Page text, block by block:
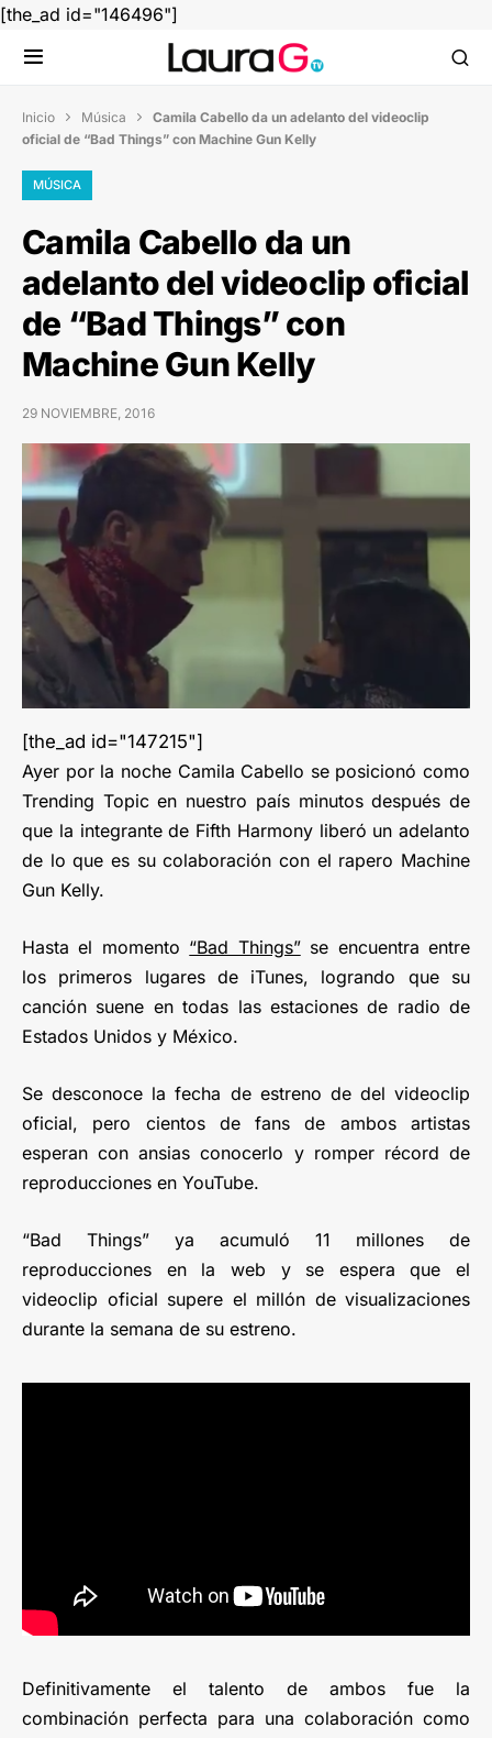
[the_ad id="146496"]
Inicio  Música  Camila Cabello da un adelanto del videoclip
oficial de “Bad Things” con Machine Gun Kelly
MÚSICA
Camila Cabello da un
adelanto del videoclip oficial
de “Bad Things” con
Machine Gun Kelly
29 NOVIEMBRE, 2016
[the_ad id="147215"]
Ayer por la noche Camila Cabello se posicionó como
Trending Topic en nuestro país minutos después de
que la integrante de Fifth Harmony liberó un adelanto
de lo que es su colaboración con el rapero Machine
Gun Kelly.
Hasta el momento “Bad Things”se encuentra entre
los primeros lugares de iTunes, logrando que su
canción suene en todas las estaciones de radio de
Estados Unidos y México.
Se desconoce la fecha de estreno de del videoclip
oficial, pero cientos de fans de ambos artistas
esperan con ansias conocerlo y romper récord de
reproducciones en YouTube.
“Bad Things” ya acumuló 11 millones de
reproducciones en la web y se espera que el
videoclip oficial supere el millón de visualizaciones
durante la semana de su estreno.
Definitivamente el talento de ambos fue la
combinación perfecta para una colaboración como